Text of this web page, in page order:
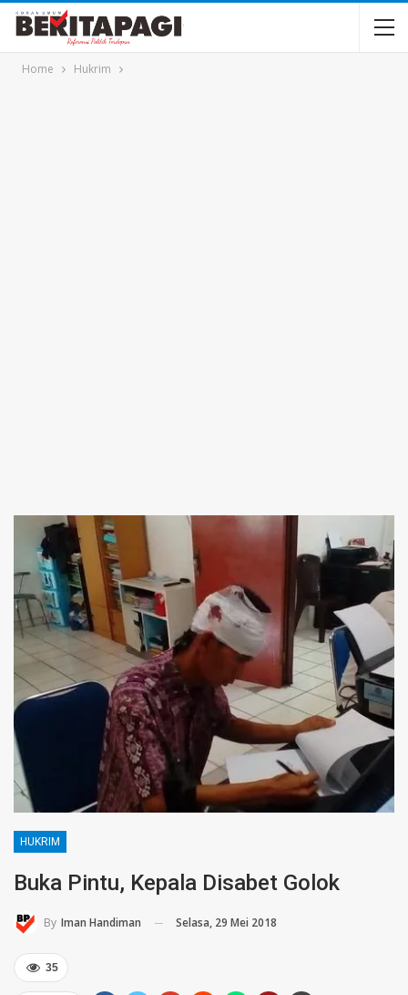
Home Hukrim
HUKRIM
Buka Pintu, Kepala Disabet Golok
By Iman Handiman Selasa, 29 Mei 2018
35